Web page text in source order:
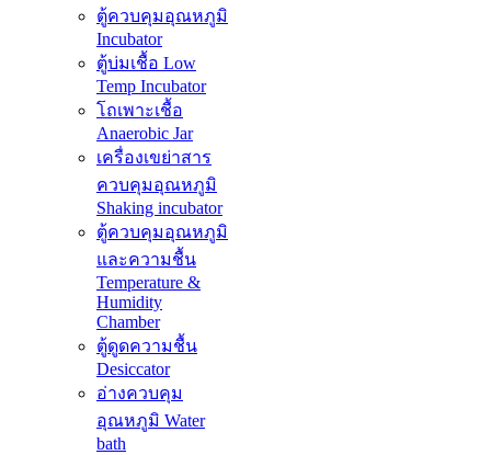
ตู้ควบคุมอุณหภูมิ
Incubator
ตู้บ่มเชื้อ Low
Temp Incubator
โถเพาะเชื้อ
Anaerobic Jar
เครื่องเขย่าสาร
ควบคุมอุณหภูมิ
Shaking incubator
ตู้ควบคุมอุณหภูมิ
และความชื้น
Temperature &
Humidity
Chamber
ตู้ดูดความชื้น
Desiccator
อ่างควบคุม
อุณหภูมิ Water
bath